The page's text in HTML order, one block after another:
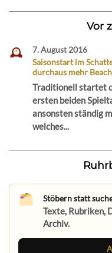
Vor
7. August 2016
Saisonstart im
durchaus mehr
Traditionell startet
ersten beiden
ansonsten ständig
welches...
Stöbern statt
Texte, Rubriken,
Archiv.